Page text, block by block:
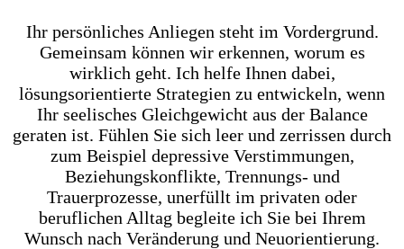
Ihr persönliches Anliegen steht im Vordergrund.
Gemeinsam können wir erkennen, worum es
wirklich geht. Ich helfe Ihnen dabei,
lösungsorientierte Strategien zu entwickeln, wenn
Ihr seelisches Gleichgewicht aus der Balance
geraten ist. Fühlen Sie sich leer und zerrissen durch
zum Beispiel depressive Verstimmungen,
Beziehungskonflikte, Trennungs- und
Trauerprozesse, unerfüllt im privaten oder
beruflichen Alltag begleite ich Sie bei Ihrem
Wunsch nach Veränderung und Neuorientierung.